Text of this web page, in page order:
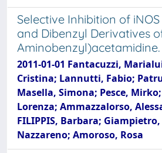
Selective Inhibition of
and Dibenzyl Derivatives
Aminobenzyl)acetamidine.
2011-01-01 Fantacuzzi,
Cristina; Lannutti, Fabio;
Masella, Simona; Pesce,
Lorenza; Ammazzalorso,
FILIPPIS, Barbara;
Nazzareno; Amoroso, Rosa